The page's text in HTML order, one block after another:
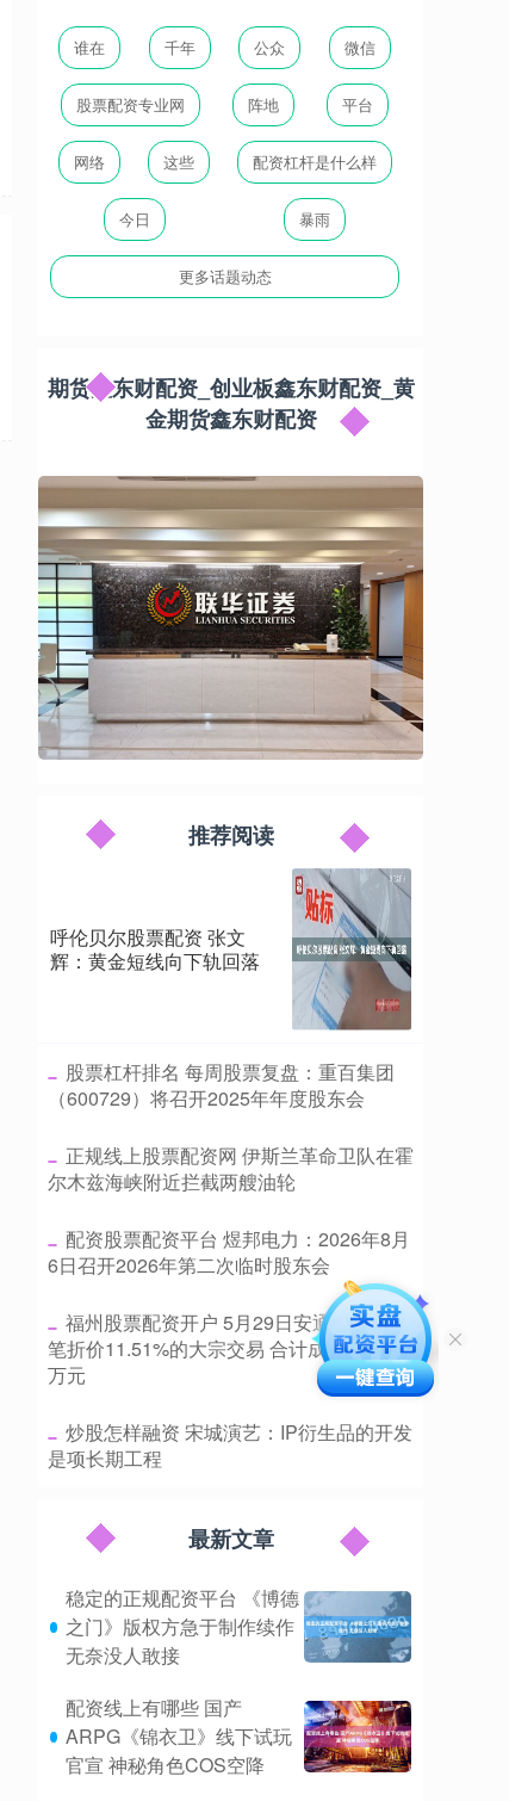
谁在 千年 公众 微信
股票配资专业网 阵地 平台
网络 这些 配资杠杆是什么样
今日 暴雨
更多话题动态
期货鑫东财配资_创业板鑫东财配资_黄
金期货鑫东财配资
推荐阅读
呼伦贝尔股票配资 张文
辉：黄金短线向下轨回落
​股票杠杆排名 每周股票复盘：重百集团
（600729）将召开2025年年度股东会
​正规线上股票配资网 伊斯兰革命卫队在霍
尔木兹海峡附近拦截两艘油轮
​配资股票配资平台 煜邦电力：2026年8月
6日召开2026年第二次临时股东会
​福州股票配资开户 5月29日安通控股现1
笔折价11.51%的大宗交易 合计成交192.08
万元
​炒股怎样融资 宋城演艺：IP衍生品的开发
是项长期工程
最新文章
稳定的正规配资平台 《博德
之门》版权方急于制作续作
无奈没人敢接
配资线上有哪些 国产
ARPG《锦衣卫》线下试玩
官宣 神秘角色COS空降